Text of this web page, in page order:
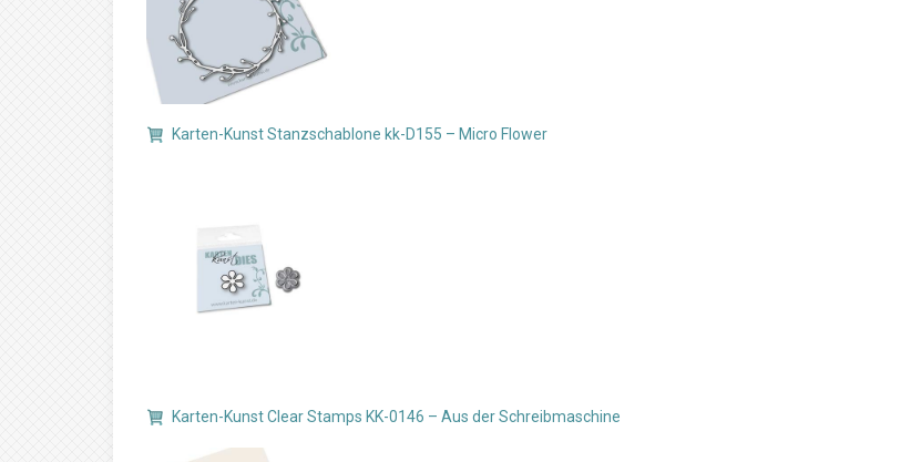
Karten-Kunst Stanzschablone kk-D155 – Micro Flower
Karten-Kunst Clear Stamps KK-0146 – Aus der Schreibmaschine